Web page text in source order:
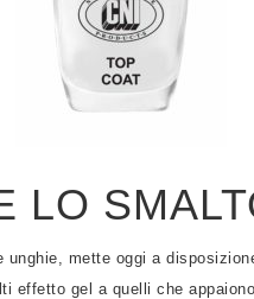
LO
mette oggi a
effetto gel a quelli che